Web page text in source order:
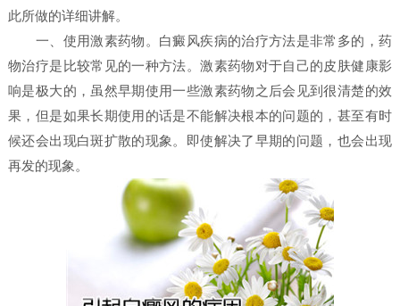
此所做的详细讲解。
一、使用激素药物。白癜风疾病的治疗方法是非常多的，药
物治疗是比较常见的一种方法。激素药物对于自己的皮肤健康影
响是极大的，虽然早期使用一些激素药物之后会见到很清楚的效
果，但是如果长期使用的话是不能解决根本的问题的，甚至有时
候还会出现白斑扩散的现象。即使解决了早期的问题，也会出现
再发的现象。